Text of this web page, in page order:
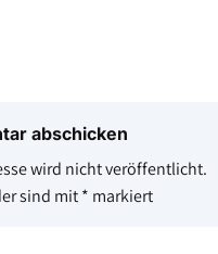
abschicken
wird nicht veröffentlicht.
sind mit* markiert